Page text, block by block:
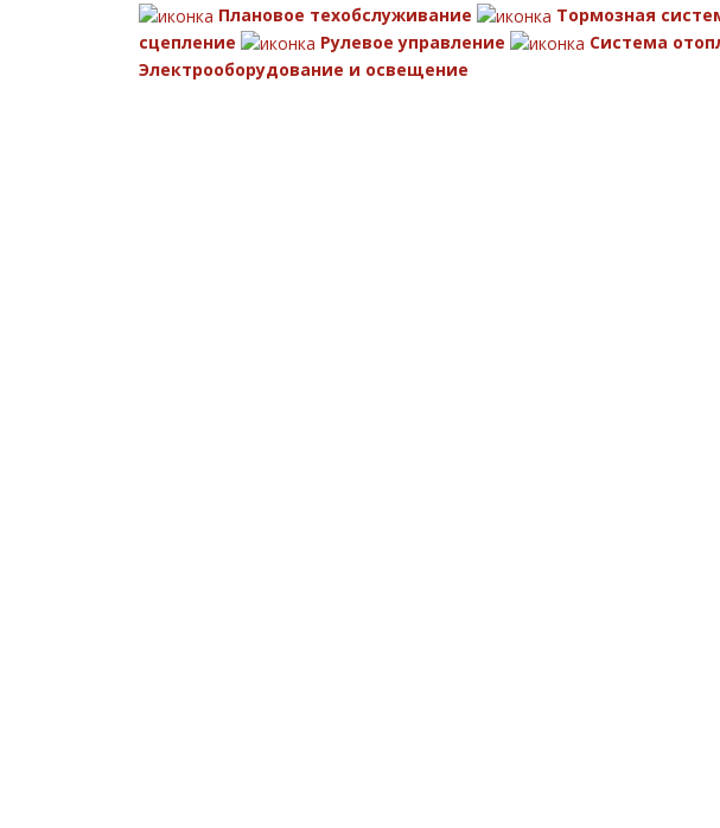
Плановое техобслуживание
Тормозная
сцепление
Рулевое управление Система
Электрооборудование и освещение